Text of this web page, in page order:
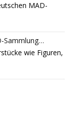
MAD-
Sammlung…
wie Figuren,